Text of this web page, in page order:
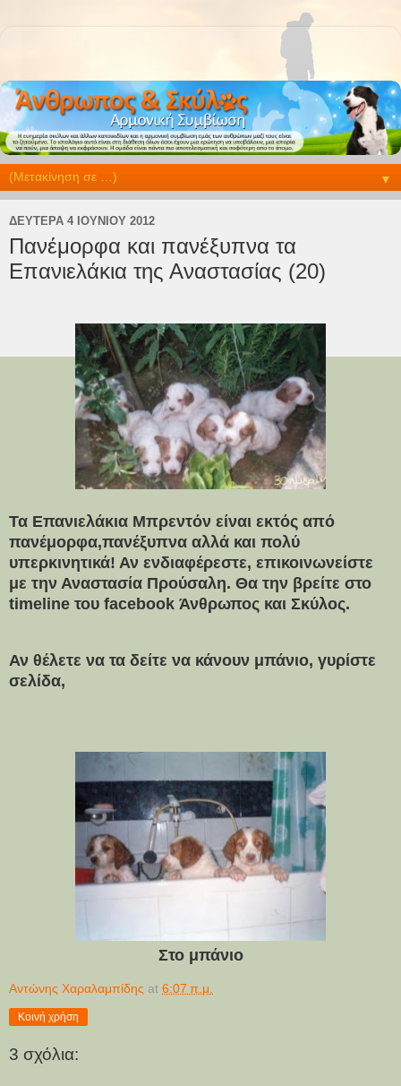
▼
ΔΕΥΤΈΡΑ 4 ΙΟΥΝΊΟΥ 2012
Πανέμορφα και πανέξυπνα τα
Επανιελάκια της Αναστασίας (20)
Τα Επανιελάκια Μπρεντόν είναι εκτός από
πανέμορφα,πανέξυπνα αλλά και πολύ
υπερκινητικά! Αν ενδιαφέρεστε, επικοινωνείστε
με την Αναστασία Προύσαλη. Θα την βρείτε στο
timeline του facebook Άνθρωπος και Σκύλος.
Αν θέλετε να τα δείτε να κάνουν μπάνιο, γυρίστε
σελίδα,
Στο μπάνιο
Αντώνης Χαραλαμπίδης at 6:07 π.μ.
Κοινή χρήση
3 σχόλια: